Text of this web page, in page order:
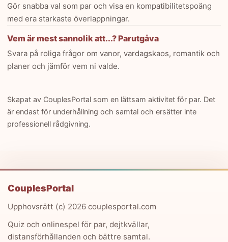
Gör snabba val som par och visa en kompatibilitetspoäng
med era starkaste överlappningar.
Vem är mest sannolik att...? Parutgåva
Svara på roliga frågor om vanor, vardagskaos, romantik och
planer och jämför vem ni valde.
Skapat av CouplesPortal som en lättsam aktivitet för par. Det
är endast för underhållning och samtal och ersätter inte
professionell rådgivning.
CouplesPortal
Upphovsrätt (c) 2026 couplesportal.com
Quiz och onlinespel för par, dejtkvällar,
distansförhållanden och bättre samtal.